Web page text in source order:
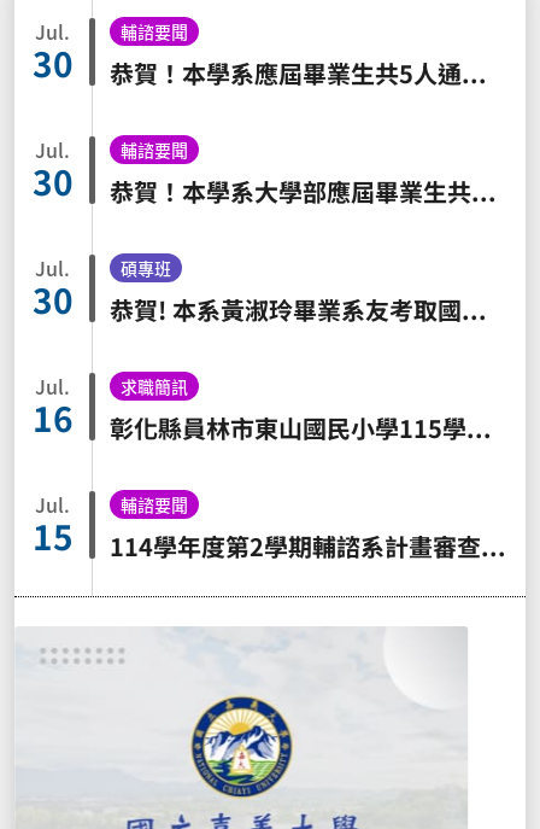
Jul.
30
輔諮要聞
恭賀！本學系應屆畢業生共5人通過115年度中等學校教師檢定(應屆通過率達100%)
Jul.
30
輔諮要聞
恭賀！本學系大學部應屆畢業生共11人通過115年度國民小學教師檢定(應屆通過率達91.67%)
Jul.
30
碩專班
恭賀! 本系黃淑玲畢業系友考取國立台灣師範大學教育心理與輔導學系教育心理學組博士班；彰化師範大學輔導與諮商學系博士班
Jul.
16
求職簡訊
彰化縣員林市東山國民小學115學年度第三次代理教師甄選簡章
Jul.
15
輔諮要聞
114學年度第2學期輔諮系計畫審查暨學位考試申請一覽表1150715更新